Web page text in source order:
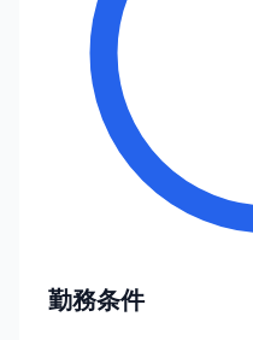
勤務条件